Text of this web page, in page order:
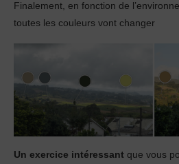
Finalement, en fonction de
toutes les couleurs vont changer
Un exercice intéressant que vous